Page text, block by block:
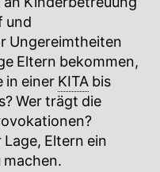
und
Ungereimtheiten
Eltern bekommen,
in einer KITA bis
Wer trägt die
Eltern ein